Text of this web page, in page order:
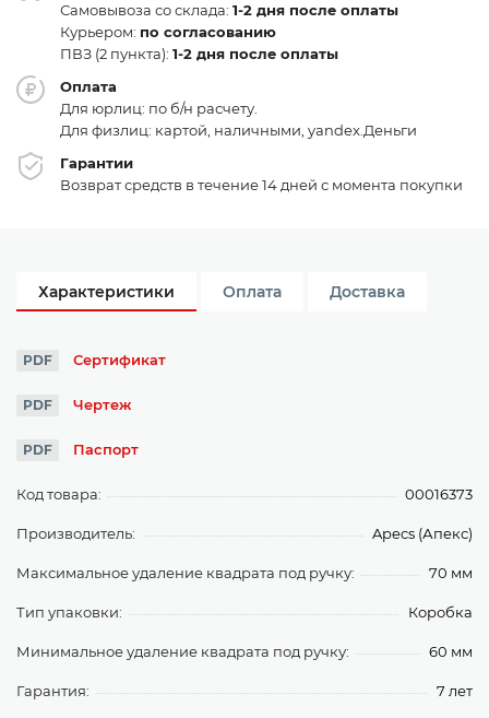
Самовывоза со склада: 1-2 дня после оплаты
Курьером: по согласованию
ПВЗ (2 пункта): 1-2 дня после оплаты
Оплата
Для юрлиц: по б/н расчету.
Для физлиц: картой, наличными, yandex.Деньги
Гарантии
Возврат средств в течение 14 дней с момента покупки
Характеристики Оплата Доставка
PDF Сертификат
PDF Чертеж
PDF Паспорт
Код товара: 00016373
Производитель: Apecs (Апекс)
Максимальное удаление квадрата под ручку: 70 мм
Тип упаковки: Коробка
Минимальное удаление квадрата под ручку: 60 мм
Гарантия: 7 лет